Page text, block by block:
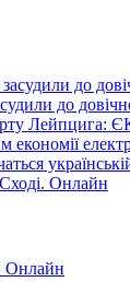
до
Лейпцига:
Онлайн